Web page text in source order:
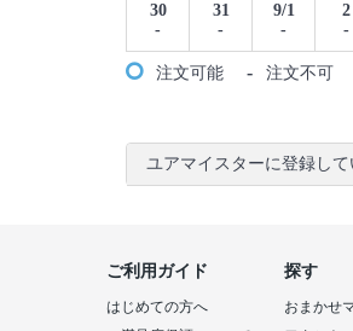
30
-
31
-
9/1
-
2
-
注文可能 - 注文不可
ユアマイスターに登録して
探す
おまかせ
ご利用ガイド
はじめての方へ